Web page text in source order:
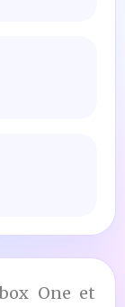
One et